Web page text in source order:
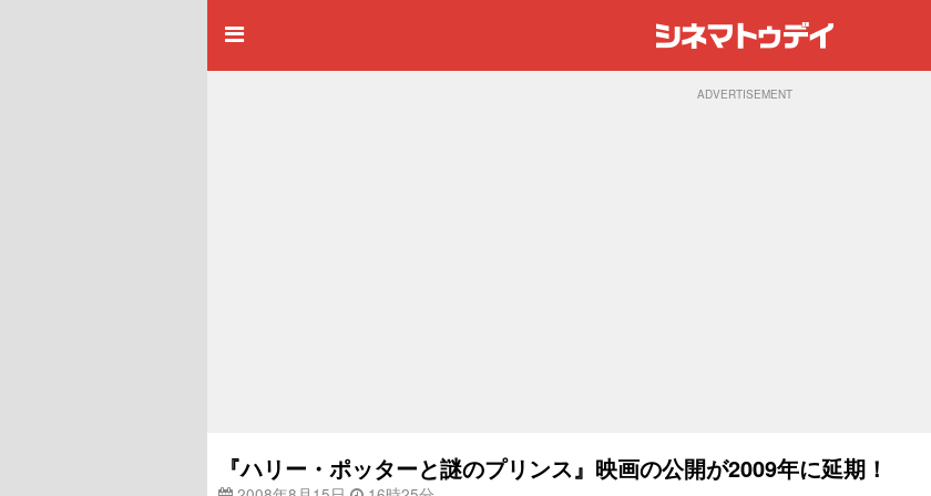
ADVERTISEMENT
『ハリー・ポッターと謎のプリンス』映画の公開が2009年に延期！